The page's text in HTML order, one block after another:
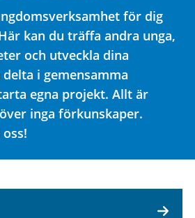
för dig
kan du träffa andra unga,
och utveckla dina
i gemensamma
egna projekt. Allt är
inga förkunskaper.